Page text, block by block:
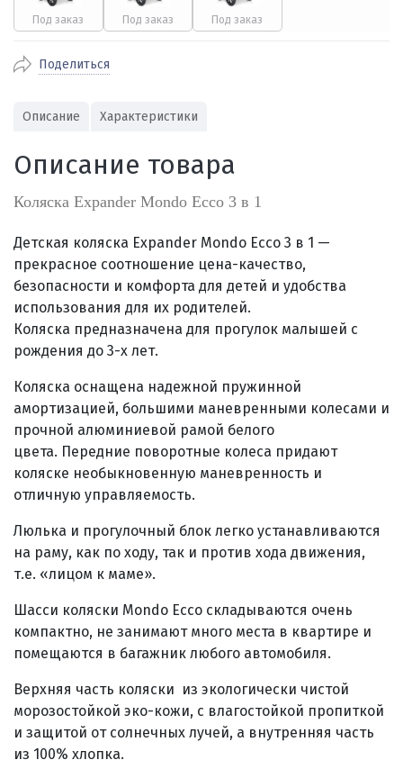
Поделиться
Описание Характеристики
Описание товара
Коляска Expander Mondo Ecco 3 в 1
Детская коляска Expander Mondo Ecco 3 в 1 —
прекрасное соотношение цена-качество,
безопасности и комфорта для детей и удобства
использования для их родителей.
Коляска предназначена для прогулок малышей с
рождения до 3-х лет.
Коляска оснащена надежной пружинной
амортизацией, большими маневренными колесами и
прочной алюминиевой рамой белого
цвета. Передние поворотные колеса придают
коляске необыкновенную маневренность и
отличную управляемость.
Люлька и прогулочный блок легко устанавливаются
на раму, как по ходу, так и против хода движения,
т.е. «лицом к маме».
Шасси коляски Mondo Ecco складываются очень
компактно, не занимают много места в квартире и
помещаются в багажник любого автомобиля.
Верхняя часть коляски из экологически чистой
морозостойкой эко-кожи, с влагостойкой пропиткой
и защитой от солнечных лучей, а внутренняя часть
из 100% хлопка.